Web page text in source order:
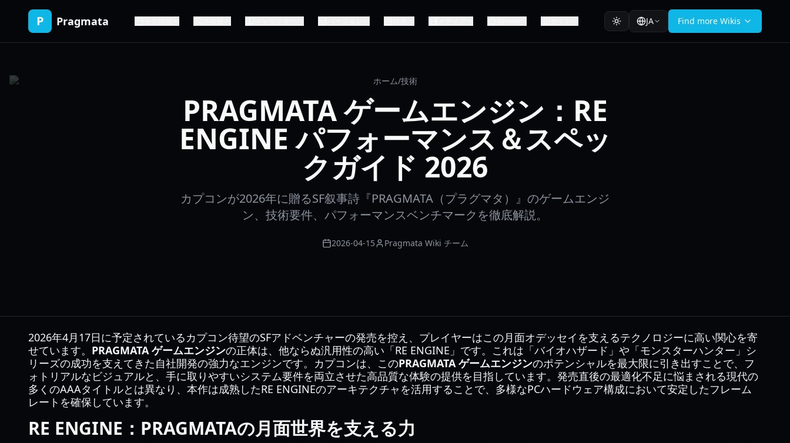
P Pragmata JA Find more Wikis
ホーム/技術
PRAGMATA ゲームエンジン：RE
ENGINE パフォーマンス＆スペッ
クガイド 2026
カプコンが2026年に贈るSF叙事詩『PRAGMATA（プラグマタ）』のゲームエンジ
ン、技術要件、パフォーマンスベンチマークを徹底解説。
2026-04-15 Pragmata Wiki チーム
2026年4月17日に予定されているカプコン待望のSFアドベンチャーの発売を控え、プレイヤーはこの月面オデッセイを支えるテクノロジーに高い関心を寄
せています。 PRAGMATA ゲームエンジンの正体は、他ならぬ汎用性の高い「RE ENGINE」です。これは「バイオハザード」や「モンスターハンター」シ
リーズの成功を支えてきた自社開発の強力なエンジンです。カプコンは、このPRAGMATA ゲームエンジンのポテンシャルを最大限に引き出すことで、フ
ォトリアルなビジュアルと、手に取りやすいシステム要件を両立させた高品質な体験の提供を目指しています。発売直後の最適化不足に悩まされる現代の
多くのAAAタイトルとは異なり、本作は成熟したRE ENGINEのアーキテクチャを活用することで、多様なPCハードウェア構成において安定したフレーム
レートを確保しています。
RE ENGINE：PRAGMATAの月面世界を支える力